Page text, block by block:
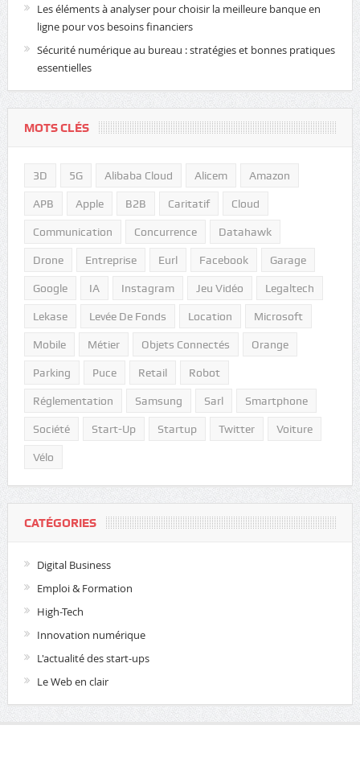
Les éléments à analyser pour choisir la meilleure banque en
ligne pour vos besoins financiers
Sécurité numérique au bureau : stratégies et bonnes pratiques
essentielles
MOTS CLÉS
3D 5G Alibaba Cloud Alicem Amazon
APB Apple B2B Caritatif Cloud
Communication Concurrence Datahawk
Drone Entreprise Eurl Facebook Garage
Google IA Instagram Jeu Vidéo Legaltech
Lekase Levée De Fonds Location Microsoft
Mobile Métier Objets Connectés Orange
Parking Puce Retail Robot
Réglementation Samsung Sarl Smartphone
Société Start-Up Startup Twitter Voiture
Vélo
CATÉGORIES
Digital Business
Emploi & Formation
High-Tech
Innovation numérique
L'actualité des start-ups
Le Web en clair